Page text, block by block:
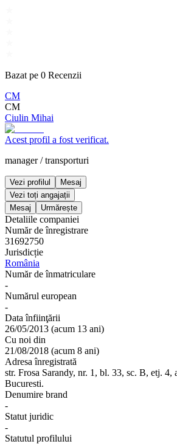
Bazat pe 0 Recenzii
CM
CM
Ciulin Mihai
Acest profil a fost verificat.
manager/transporturi
Vezi profilul
Mesaj
Vezi toți angajații
Mesaj
Urmărește
Detaliile companiei
Număr de înregistrare
31692750
Jurisdicție
România
Număr de înmatriculare
-
Numărul european
-
Data înfiinţării
26/05/2013 (acum 13 ani)
Cu noi din
21/08/2018 (acum 8 ani)
Adresa înregistrată
str. Frosa Sarandy, nr. 1, bl. 33, sc. B, etj. 4,
Bucuresti.
Denumire brand
-
Statut juridic
-
Statutul profilului